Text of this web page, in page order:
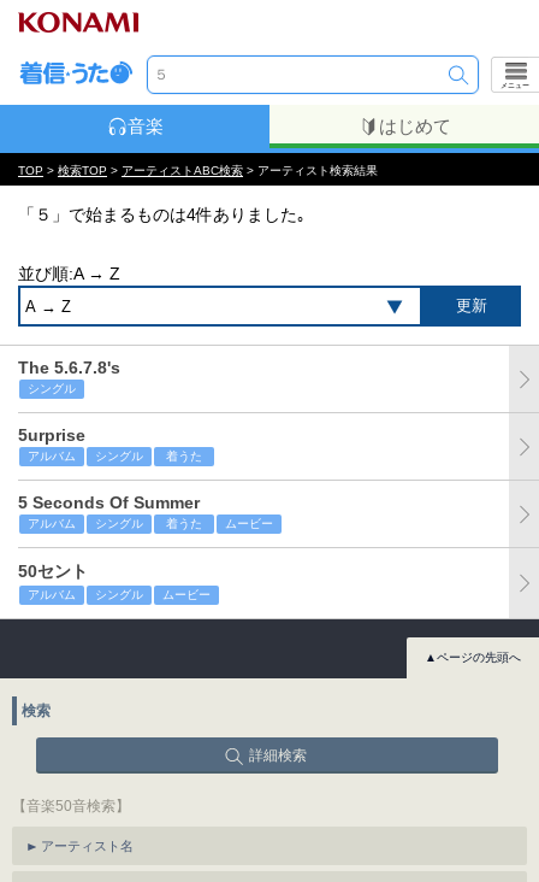
メニュー
音楽 はじめて
TOP > 検索TOP > アーティストABC検索 > アーティスト検索結果
「５」で始まるものは4件ありました｡
並び順:A → Z
The 5.6.7.8's
シングル
5urprise
アルバム シングル 着うた
5 Seconds Of Summer
アルバム シングル 着うた ムービー
50セント
アルバム シングル ムービー
▲ページの先頭へ
検索
詳細検索
【音楽50音検索】
アーティスト名